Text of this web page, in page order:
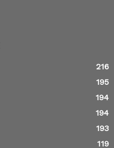
216
195
194
194
193
119